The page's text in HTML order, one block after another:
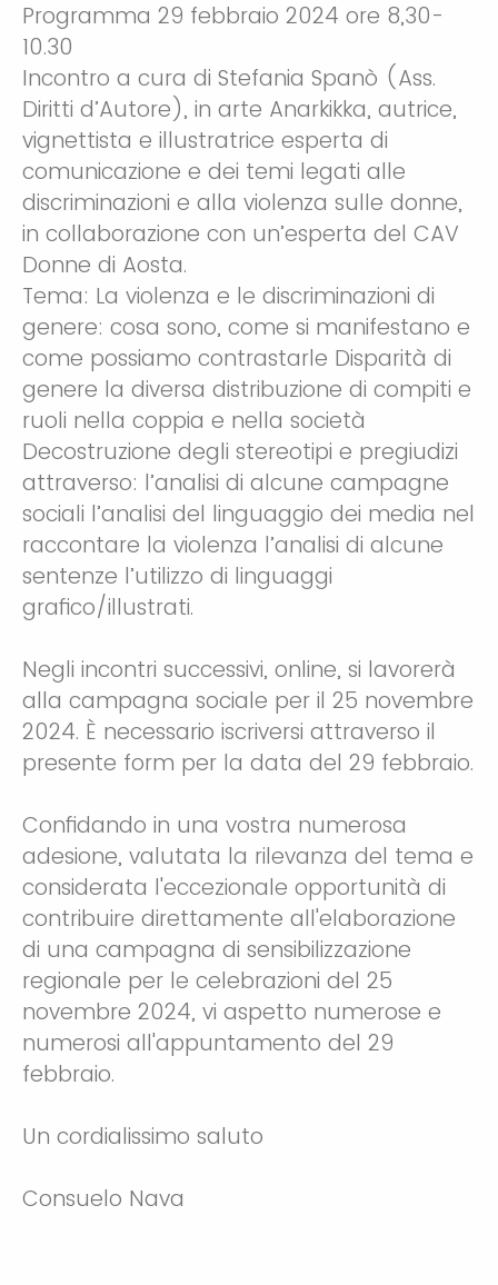
Programma 29 febbraio 2024 ore 8,30-
10.30
Incontro a cura di Stefania Spanò (Ass.
Diritti d’Autore), in arte Anarkikka, autrice,
vignettista e illustratrice esperta di
comunicazione e dei temi legati alle
discriminazioni e alla violenza sulle donne,
in collaborazione con un’esperta del CAV
Donne di Aosta.
Tema: La violenza e le discriminazioni di
genere: cosa sono, come si manifestano e
come possiamo contrastarle Disparità di
genere la diversa distribuzione di compiti e
ruoli nella coppia e nella società
Decostruzione degli stereotipi e pregiudizi
attraverso: l’analisi di alcune campagne
sociali l’analisi del linguaggio dei media nel
raccontare la violenza l’analisi di alcune
sentenze l’utilizzo di linguaggi
grafico/illustrati.
Negli incontri successivi, online, si lavorerà
alla campagna sociale per il 25 novembre
2024. È necessario iscriversi attraverso il
presente form per la data del 29 febbraio.
Confidando in una vostra numerosa
adesione, valutata la rilevanza del tema e
considerata l'eccezionale opportunità di
contribuire direttamente all'elaborazione
di una campagna di sensibilizzazione
regionale per le celebrazioni del 25
novembre 2024, vi aspetto numerose e
numerosi all'appuntamento del 29
febbraio.
Un cordialissimo saluto
Consuelo Nava